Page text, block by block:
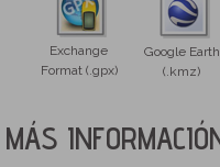
Exchange
Format (.gpx)
Google Earth
(.kmz)
MÁS